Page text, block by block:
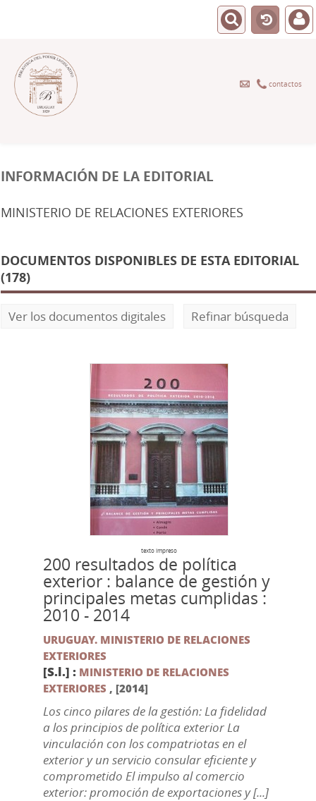
contactos
INFORMACIÓN DE LA EDITORIAL
MINISTERIO DE RELACIONES EXTERIORES
DOCUMENTOS DISPONIBLES DE ESTA EDITORIAL
(178)
Ver los documentos digitales Refinar búsqueda
texto impreso
200 resultados de política
exterior : balance de gestión y
principales metas cumplidas :
2010 - 2014
URUGUAY. MINISTERIO DE RELACIONES
EXTERIORES
[S.l.] : MINISTERIO DE RELACIONES
EXTERIORES , [2014]
Los cinco pilares de la gestión: La fidelidad
a los principios de política exterior La
vinculación con los compatriotas en el
exterior y un servicio consular eficiente y
comprometido El impulso al comercio
exterior: promoción de exportaciones y [...]